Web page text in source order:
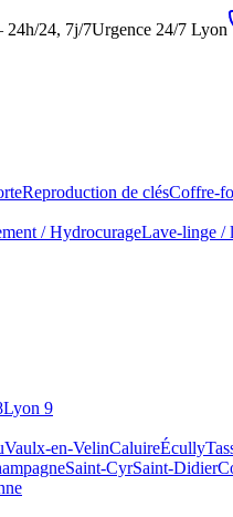
24, 7j/7Urgence 24/7 Lyon
Reproduction de clésCoffre-
/ HydrocurageLave-linge /
Lyon 9
Vaulx-en-VelinCaluireÉcully
Saint-CyrSaint-Didier